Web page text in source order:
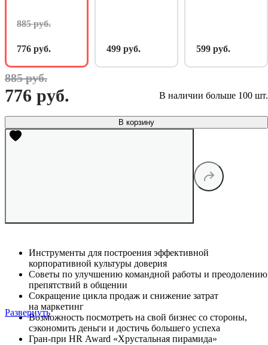
885 руб.
776 руб. 499 руб. 599 руб.
885 руб.
776 руб. В наличии больше 100 шт.
В корзину
Инструменты для построения эффективной
корпоративной культуры доверия
Советы по улучшению командной работы и преодолению
препятствий в общении
Сокращение цикла продаж и снижение затрат
на маркетинг
Возможность посмотреть на свой бизнес со стороны,
сэкономить деньги и достичь большего успеха
Гран-при HR Award «Хрустальная пирамида»
Развернуть